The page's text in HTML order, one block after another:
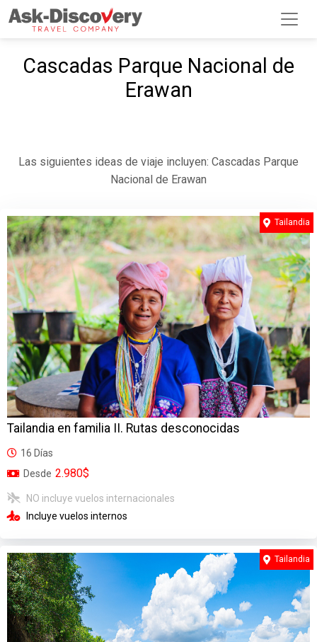
Cascadas Parque Nacional de
Erawan
Las siguientes ideas de viaje incluyen: Cascadas Parque
Nacional de Erawan
Tailandia en familia II. Rutas desconocidas
16 Días
Desde 2.980$
NO incluye vuelos internacionales
Incluye vuelos internos
Tailandia
Tailandia